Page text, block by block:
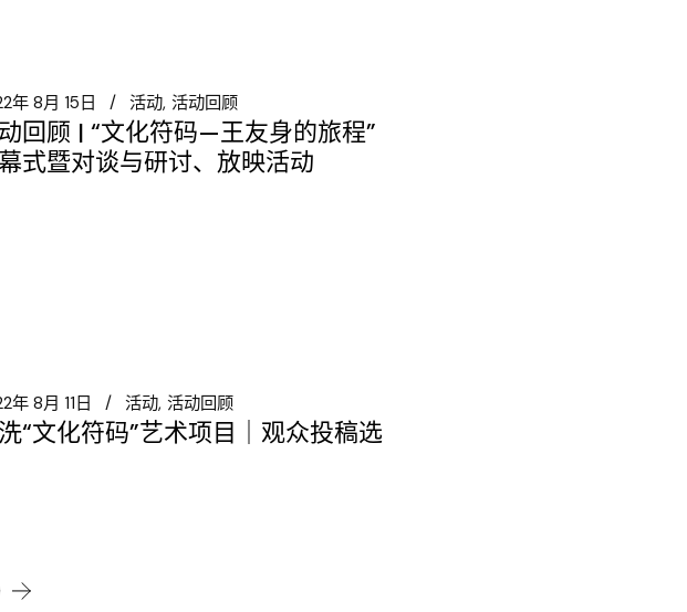
年 8月 15日 活动 活动回顾
回顾 | “文化符码—王友身的旅程”
式暨对谈与研讨、放映活动
年 8月 11日 活动 活动回顾
“文化符码”艺术项目｜观众投稿选